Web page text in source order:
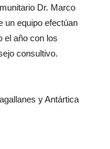
Dr. Marco
un equipo efectúan
el año con los
consultivo.
y Antártica